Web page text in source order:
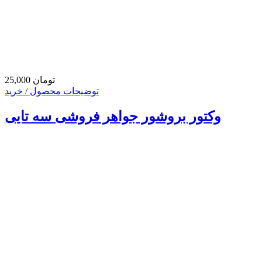
25,000 تومان
توضیحات محصول / خرید
وکتور بروشور جواهر فروشی سه تایی